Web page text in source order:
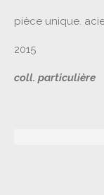
pièce unique.
2015
coll. particulière